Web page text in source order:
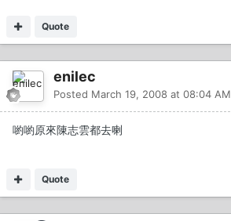
Quote
enilec
Posted March 19, 2008 at 08:04 AM
喲喲原來陳志雲都去喇
Quote